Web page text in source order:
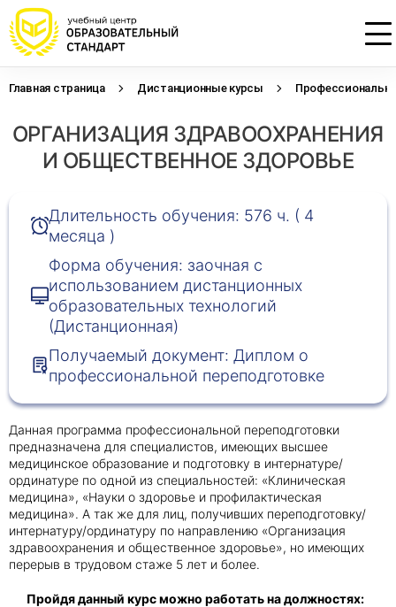
Главная страница Дистанционные курсы
ОРГАНИЗАЦИЯ ЗДРАВООХРАНЕНИЯ
И ОБЩЕСТВЕННОЕ ЗДОРОВЬЕ
Длительность обучения: 576 ч. ( 4
месяца )
Форма обучения: заочная с
использованием дистанционных
образовательных технологий
(Дистанционная)
Получаемый документ: Диплом о
профессиональной переподготовке
Данная программа профессиональной переподготовки
предназначена для специалистов, имеющих высшее
медицинское образование и подготовку в интернатуре/
ординатуре по одной из специальностей: «Клиническая
медицина», «Науки о здоровье и профилактическая
медицина». А так же для лиц, получивших переподготовку/
интернатуру/ординатуру по направлению «Организация
здравоохранения и общественное здоровье», но имеющих
перерыв в трудовом стаже 5 лет и более.
Пройдя данный курс можно работать на должностях:
Оставьте свои данные, наши специалисты
свяжутся с Вами
Приложите документы
Получить консультацию
Оставьте свои данные, наши специалисты
свяжутся с Вами
Приложите документы
начислением баллов 14 ЗЕТ
Оставьте свои данные, наши специалисты
Получить консультацию
Даю согласие наобработку персональных
данныхиe-mail рассылку